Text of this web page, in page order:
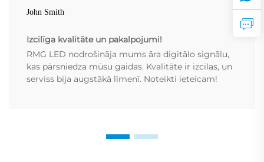
John Smith
Izcilīga kvalitāte un pakalpojumi!
RMG LED nodrošināja mums āra digitālo signālu,
kas pārsniedza mūsu gaidas. Kvalitāte ir izcilas, un
serviss bija augstākā līmenī. Noteikti ieteicam!